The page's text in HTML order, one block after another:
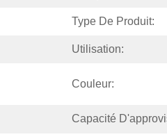
Type De Produit:
Utilisation:
Couleur:
Capacité